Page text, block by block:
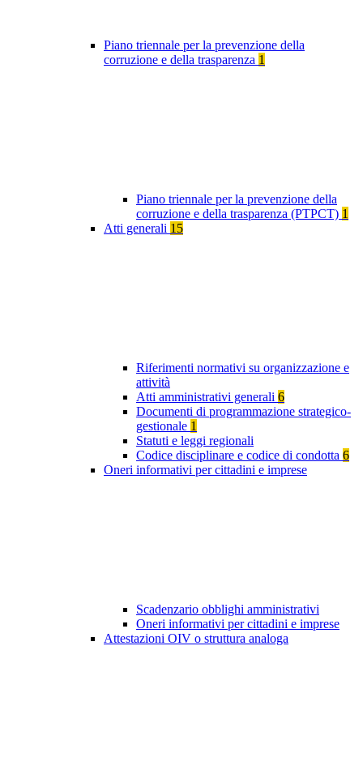
Piano triennale per la prevenzione della
corruzione e della trasparenza 1
Piano triennale per la prevenzione della
corruzione e della trasparenza (PTPCT) 1
Atti generali 15
Riferimenti normativi su organizzazione e
attività
Atti amministrativi generali 6
Documenti di programmazione strategico-
gestionale 1
Statuti e leggi regionali
Codice disciplinare e codice di condotta 6
Oneri informativi per cittadini e imprese
Scadenzario obblighi amministrativi
Oneri informativi per cittadini e imprese
Attestazioni OIV o struttura analoga